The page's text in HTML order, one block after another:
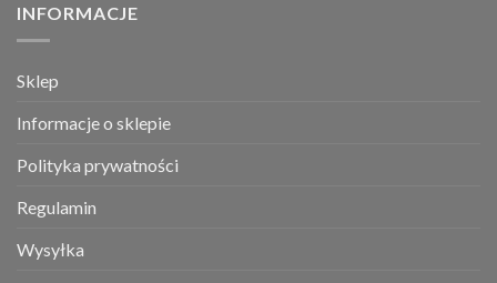
INFORMACJE
Sklep
Informacje o sklepie
Polityka prywatności
Regulamin
Wysyłka